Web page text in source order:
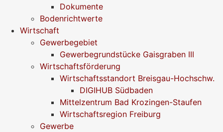
Dokumente
Bodenrichtwerte
Wirtschaft
Gewerbegebiet
Gewerbegrundstücke Gaisgraben III
Wirtschaftsförderung
Wirtschaftsstandort Breisgau-Hochschw.
DIGIHUB Südbaden
Mittelzentrum Bad Krozingen-Staufen
Wirtschaftsregion Freiburg
Gewerbe